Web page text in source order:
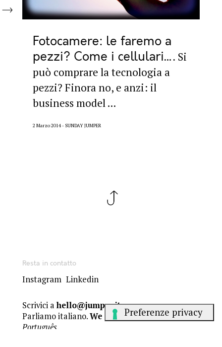
Fotocamere: le faremo a
pezzi? Come i cellulari… Si
può comprare la tecnologia a
pezzi? Finora no, e anzi: il
business model ...
2 Marzo 2014 SUNDAY JUMPER
Resta in contatto
Instagram Linkedin
Scrivici ahello@jumper.it
Parliamo italiano.We speak English.Falamos
Português.